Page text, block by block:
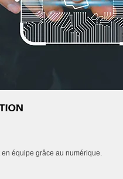
équipe grâce au numérique.